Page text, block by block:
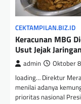
CEKTAMPILAN.BIZ.ID
Keracunan MBG
Usut Jejak
admin Oktober
loading… Direktur
menilai adanya
prioritas nasional